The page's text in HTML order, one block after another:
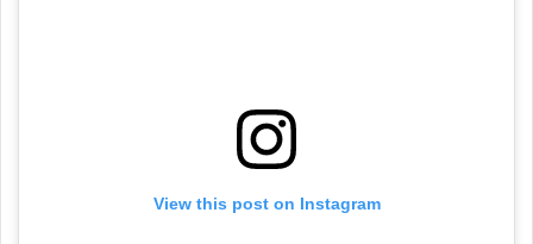
View this post on Instagram